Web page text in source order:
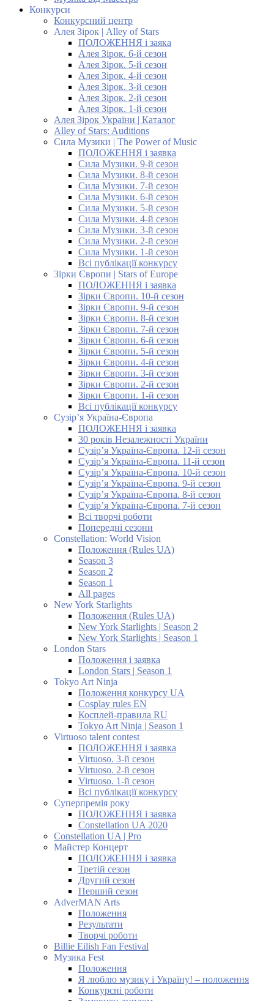
Конкурси
Конкурсний центр
Алея Зірок | Alley of Stars
ПОЛОЖЕННЯ і заяка
Алея Зірок. 6-й сезон
Алея Зірок. 5-й сезон
Алея Зірок. 4-й сезон
Алея Зірок. 3-й сезон
Алея Зірок. 2-й сезон
Алея Зірок. 1-й сезон
Алея Зірок України | Каталог
Alley of Stars: Auditions
Сила Музики | The Power of Music
ПОЛОЖЕННЯ і заявка
Сила Музики. 9-й сезон
Сила Музики. 8-й сезон
Сила Музики. 7-й сезон
Сила Музики. 6-й сезон
Сила Музики. 5-й сезон
Сила Музики. 4-й сезон
Сила Музики. 3-й сезон
Сила Музики. 2-й сезон
Сила Музики. 1-й сезон
Всі публікації конкурсу
Зірки Європи | Stars of Europe
ПОЛОЖЕННЯ і заявка
Зірки Європи. 10-й сезон
Зірки Європи. 9-й сезон
Зірки Європи. 8-й сезон
Зірки Європи. 7-й сезон
Зірки Європи. 6-й сезон
Зірки Європи. 5-й сезон
Зірки Європи. 4-й сезон
Зірки Європи. 3-й сезон
Зірки Європи. 2-й сезон
Зірки Європи. 1-й сезон
Всі публікації конкурсу
Сузір’я Україна-Європа
ПОЛОЖЕННЯ і заявка
30 років Незалежності України
Сузір’я Україна-Європа. 12-й сезон
Сузір’я Україна-Європа. 11-й сезон
Сузір’я Україна-Європа. 10-й сезон
Сузір’я Україна-Європа. 9-й сезон
Сузір’я Україна-Європа. 8-й сезон
Сузір’я Україна-Європа. 7-й сезон
Всі творчі роботи
Попередні сезони
Constellation: World Vision
Положення (Rules UA)
Season 3
Season 2
Season 1
All pages
New York Starlights
Положення (Rules UA)
New York Starlights | Season 2
New York Starlights | Season 1
London Stars
Положення і заявка
London Stars | Season 1
Tokyo Art Ninja
Положення конкурсу UA
Cosplay rules EN
Косплей-правила RU
Tokyo Art Ninja | Season 1
Virtuoso talent contest
ПОЛОЖЕННЯ і заявка
Virtuoso. 3-й сезон
Virtuoso. 2-й сезон
Virtuoso. 1-й сезон
Всі публікації конкурсу
Суперпремія року
ПОЛОЖЕННЯ і заявка
Constellation UA 2020
Constellation UA | Pro
Майстер Концерт
ПОЛОЖЕННЯ і заявка
Третій сезон
Другий сезон
Перший сезон
AdverMAN Arts
Положення
Результати
Творчі роботи
Billie Eilish Fan Festival
Музика Fest
Положення
Я люблю музику і Україну! – положення
Конкурсні роботи